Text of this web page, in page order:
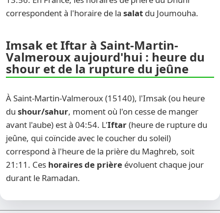
correspondent à l'horaire de la salat du Joumouha.
Imsak et Iftar à Saint-Martin-
Valmeroux aujourd'hui : heure du
shour et de la rupture du jeûne
À Saint-Martin-Valmeroux (15140), l'Imsak (ou heure
du shour/sahur, moment où l'on cesse de manger
avant l'aube) est à 04:54. L'Iftar(heure de rupture du
jeûne, qui coïncide avec le coucher du soleil)
correspond à l'heure de la prière du Maghreb, soit
21:11. Ces horaires de prière évoluent chaque jour
durant le Ramadan.